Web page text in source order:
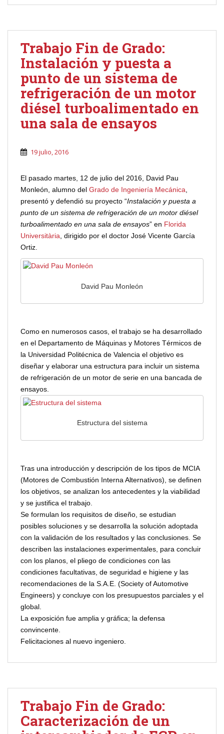
Trabajo Fin de Grado:
Instalación y puesta a
punto de un sistema de
refrigeración de un motor
diésel turboalimentado en
una sala de ensayos
19 julio, 2016
El pasado martes, 12 de julio del 2016, David Pau
Monleón, alumno del Grado de Ingeniería Mecánica,
presentó y defendió su proyecto “Instalación y puesta a
punto de un sistema de refrigeración de un motor diésel
turboalimentado en una sala de ensayos” en Florida
Universitària, dirigido por el doctor José Vicente García
Ortiz.
David Pau Monleón
Como en numerosos casos, el trabajo se ha desarrollado
en el Departamento de Máquinas y Motores Térmicos de
la Universidad Politécnica de Valencia el objetivo es
diseñar y elaborar una estructura para incluir un sistema
de refrigeración de un motor de serie en una bancada de
ensayos.
Estructura del sistema
Tras una introducción y descripción de los tipos de MCIA
(Motores de Combustión Interna Alternativos), se definen
los objetivos, se analizan los antecedentes y la viabilidad
y se justifica el trabajo.
Se formulan los requisitos de diseño, se estudian
posibles soluciones y se desarrolla la solución adoptada
con la validación de los resultados y las conclusiones. Se
describen las instalaciones experimentales, para concluir
con los planos, el pliego de condiciones con las
condiciones facultativas, de seguridad e higiene y las
recomendaciones de la S.A.E. (Society of Automotive
Engineers) y concluye con los presupuestos parciales y el
global.
La exposición fue amplia y gráfica; la defensa
convincente.
Felicitaciones al nuevo ingeniero.
Trabajo Fin de Grado:
Caracterización de un